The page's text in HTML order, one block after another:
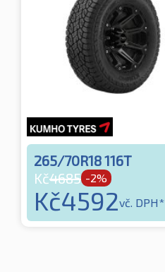
265/70R18 116T
Kč4685 -2%
Kč4592vč. DPH*